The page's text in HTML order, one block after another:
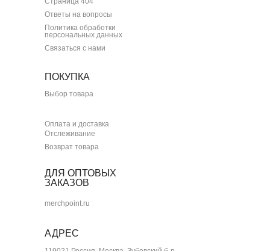
ПОКУПКА
АДРЕС
Ответы на вопросы
Политика обработки
персональных данных
Связаться с нами
Выбор товара
Оплата и доставка
Отслеживание
Возврат товара
ДЛЯ ОПТОВЫХ
ЗАКАЗОВ
merchpoint.ru